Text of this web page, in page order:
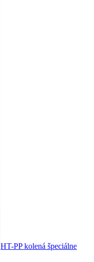
HT-PP kolená špeciálne